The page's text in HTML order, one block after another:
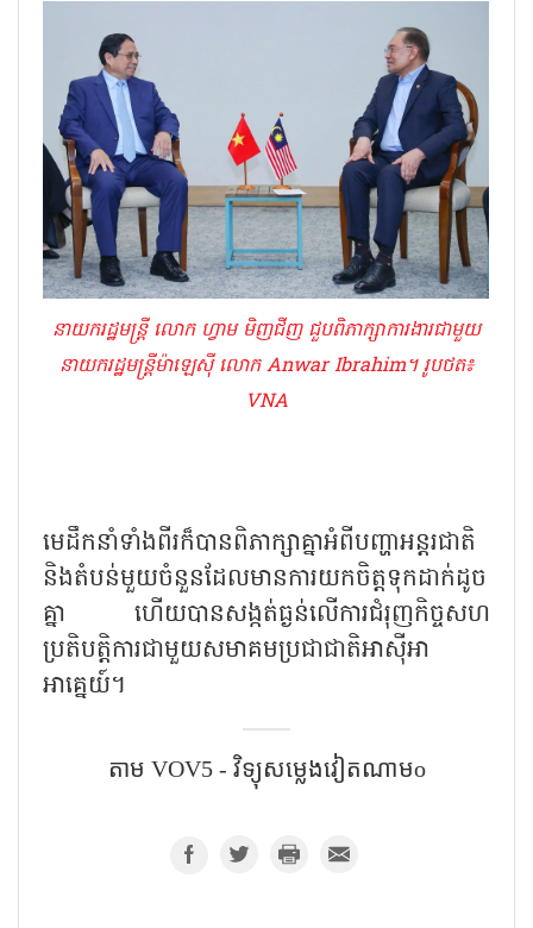
នាយករដ្ឋមន្ត្រី លោក ហ្វាម មិញជីញ ជួបពិភាក្សាការងារជាមួយ
នាយករដ្ឋមន្ត្រីម៉ាឡេស៊ី លោក Anwar Ibrahim។ រូបថត៖
VNA
មេដឹកនាំទាំងពីរក៏បានពិភាក្សាគ្នាអំពីបញ្ហាអន្តរជាតិ
និងតំបន់មួយចំនួនដែលមានការយកចិត្តទុកដាក់ដូច
គ្នា ហើយបានសង្កត់ធ្ងន់លើការជំរុញកិច្ចសហ
ប្រតិបត្តិការជាមួយសមាគមប្រជាជាតិអាស៊ីអា
អាគ្នេយ៍។
តាម​ VOV5 - វិទ្យុសម្លេងវៀតណាមo